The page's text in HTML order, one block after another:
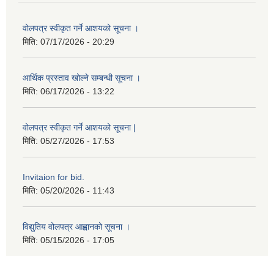
वोलपत्र स्वीकृत गर्ने आशयको सूचना ।
मिति: 07/17/2026 - 20:29
आर्थिक प्रस्ताव खोल्ने सम्बन्धी सूचना ।
मिति: 06/17/2026 - 13:22
वोलपत्र स्वीकृत गर्ने आशयको सूचना |
मिति: 05/27/2026 - 17:53
Invitaion for bid.
मिति: 05/20/2026 - 11:43
विद्युतिय वोलपत्र आह्वानको सूचना ।
मिति: 05/15/2026 - 17:05